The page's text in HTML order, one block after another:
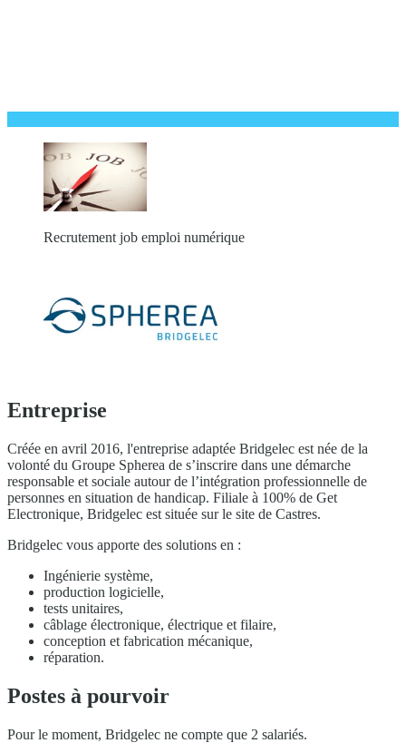
Recrutement job emploi numérique
Entreprise
Créée en avril 2016, l'entreprise adaptée Bridgelec est née de la
volonté du Groupe Spherea de s’inscrire dans une démarche
responsable et sociale autour de l’intégration professionnelle de
personnes en situation de handicap. Filiale à 100% de Get
Electronique, Bridgelec est située sur le site de Castres.
Bridgelec vous apporte des solutions en :
Ingénierie système,
production logicielle,
tests unitaires,
câblage électronique, électrique et filaire,
conception et fabrication mécanique,
réparation.
Postes à pourvoir
Pour le moment, Bridgelec ne compte que 2 salariés.